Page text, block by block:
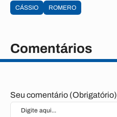
CÁSSIO ROMERO
Comentários
Seu comentário (Obrigatório)